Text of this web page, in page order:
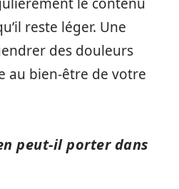
le contenu
reste léger. Une
des douleurs
au bien-être de votre
peut-il porter dans